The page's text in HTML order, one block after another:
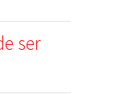
ser